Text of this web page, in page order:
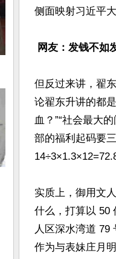
侧面映射习近平大
网友：发钱不如
但反过来讲，翟
论翟东升讲的都
血？”“社会最大
部的福利起码要
实质上，御用文
什么，打算以 50
人区深水湾道 79
作为与表妹庄月